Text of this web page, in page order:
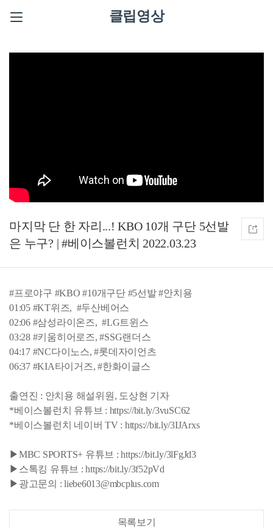
클립영상
마지막 단 한 자리...! KBO 10개 구단 5선발
은 누구? | #베이스볼런치 2022.03.23
#프로야구 #KBO #10개구단 #5선발 #안치용
01:05 #KT위즈, #두산베어스
02:06 #삼성라이온즈, #LG트윈스
03:28 #키움히어로즈, #SSG랜더스
04:17 #NC다이노스, #롯데자이언츠
06:37 #KIA타이거즈, #한화이글스
출연진 : 안치용 해설위원, 도상현 기자
*베이스볼런치 유튜브 : https://bit.ly/3vuSC62
*베이스볼런치 네이버 TV : https://bit.ly/3IJArxs
▶MBC SPORTS+ 유튜브 : https://bit.ly/3lFgJd3
▶스톡킹 유튜브 : https://bit.ly/3f52pVd
▶광고문의 : liebe6013@mbcplus.com
목록보기